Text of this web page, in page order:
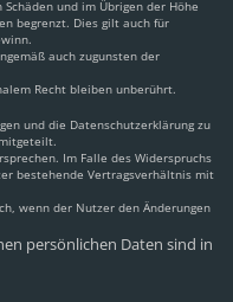
und im Übrigen der Höhe
begrenzt. Dies gilt auch für
auch zugunsten der
Recht bleiben unberührt.
und die Datenschutzerklärung zu
Im Falle des Widerspruchs
bestehende Vertragsverhältnis mit
wenn der Nutzer den Änderungen
persönlichen Daten sind in